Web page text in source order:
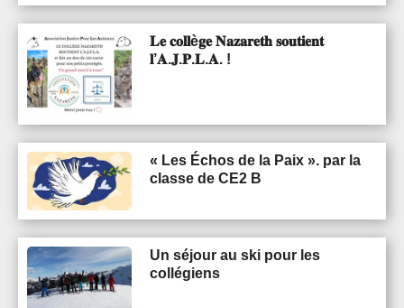
𝐋𝐞 𝐜𝐨𝐥𝐥è𝐠𝐞 𝐍𝐚𝐳𝐚𝐫𝐞𝐭𝐡 𝐬𝐨𝐮𝐭𝐢𝐞𝐧𝐭
𝐥’𝐀.𝐉.𝐏.𝐋.𝐀. !
« Les Échos de la Paix ». par la
classe de CE2 B
Un séjour au ski pour les
collégiens